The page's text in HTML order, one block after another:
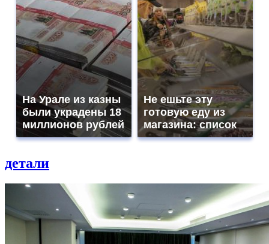
На Урале из казны
были украдены 18
миллионов рублей
Не ешьте эту
готовую еду из
магазина: список
детали